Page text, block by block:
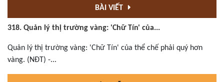
BÀI VIẾT
318. Quản lý thị trường vàng: 'Chữ Tín' của...
Quản lý thị trường vàng: 'Chữ Tín' của thể chế phải quý hơn
vàng. (NĐT) -...